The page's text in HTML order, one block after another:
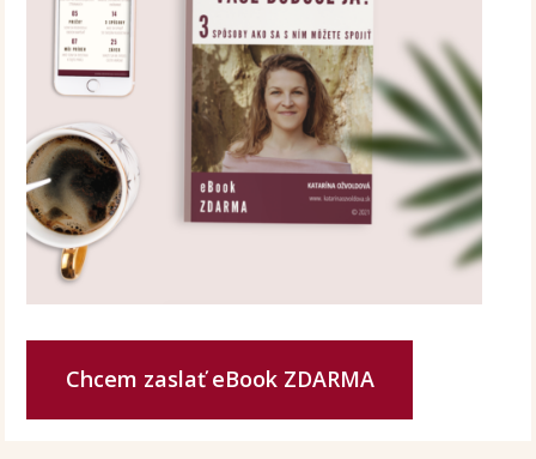
Chcem zaslať eBook ZDARMA